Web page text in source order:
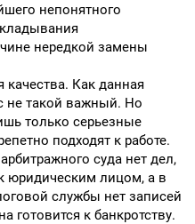
непонятного
нередкой замены
Как данная
не такой важный. Но
только серьезные
подходят к работе.
суда нет дел,
юридическим лицом, а в
службы нет записей
готовится к банкротству.